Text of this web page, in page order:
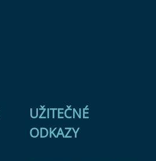
UŽITEČNÉ
ODKAZY